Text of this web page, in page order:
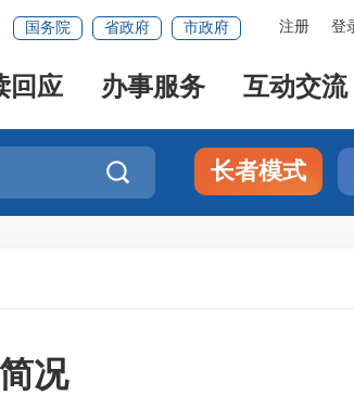
注册 登
国务院 省政府 市政府
回应 办事服务 互动交流
 长者模式
况